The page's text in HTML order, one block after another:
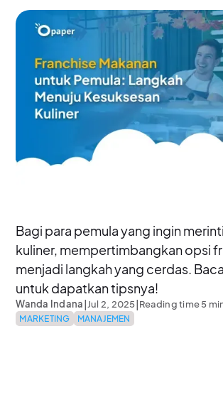
Bagi para pemula yang ingin
kuliner, mempertimbangkan opsi
menjadi langkah yang cerdas.
untuk dapatkan tipsnya!
Wanda Indana|Jul 2, 2025|Reading time 5
MARKETING MANAJEMEN